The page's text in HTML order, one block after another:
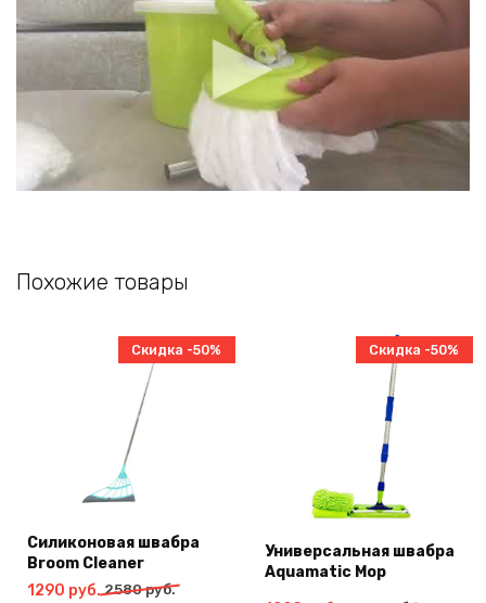
Похожие товары
Скидка -50%
Силиконовая швабра
Broom Cleaner
2580руб.
Первоначальная
1290 руб.
Текущая
Скидка -50%
Универсальная швабра
Aquamatic Mop